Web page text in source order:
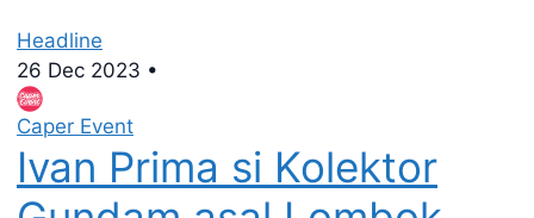
Headline
26 Dec 2023 •
Caper Event
Ivan Prima si Kolektor